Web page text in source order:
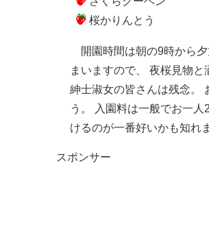
桜かりんとう
開園時間は朝の9時から
まいますので、 夜桜見物
紳士淑女の皆さんは残念。
う。 入園料は一般でお一
けるのが一番好いかも知れ
スポンサー